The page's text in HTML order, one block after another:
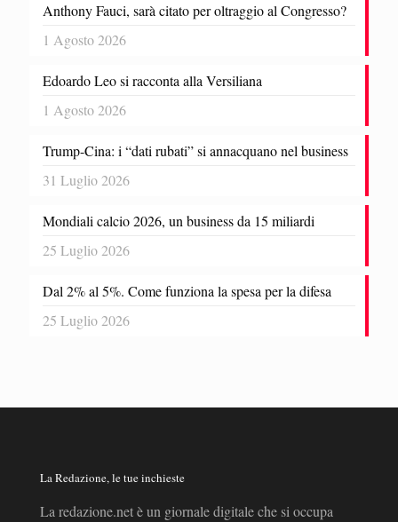
Anthony Fauci, sarà citato per oltraggio al Congresso?
1 Agosto 2026
Edoardo Leo si racconta alla Versiliana
1 Agosto 2026
Trump-Cina: i “dati rubati” si annacquano nel business
31 Luglio 2026
Mondiali calcio 2026, un business da 15 miliardi
25 Luglio 2026
Dal 2% al 5%. Come funziona la spesa per la difesa
25 Luglio 2026
La Redazione, le tue inchieste
La redazione.net è un giornale digitale che si occupa